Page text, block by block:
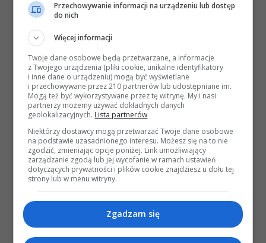
Przechowywanie informacji na urządzeniu lub dostęp
do nich
Więcej informacji
Twoje dane osobowe będą przetwarzane, a informacje
z Twojego urządzenia (pliki cookie, unikalne identyfikatory
i inne dane o urządzeniu) mogą być wyświetlane
i przechowywane przez 210 partnerów lub udostępniane im.
Mogą też być wykorzystywane przez tę witrynę. My i nasi
partnerzy możemy używać dokładnych danych
geolokalizacyjnych. Lista partnerów
Niektórzy dostawcy mogą przetwarzać Twoje dane osobowe
na podstawie uzasadnionego interesu. Możesz się na to nie
zgodzić, zmieniając opcje poniżej. Link umożliwiający
zarządzanie zgodą lub jej wycofanie w ramach ustawień
dotyczących prywatności i plików cookie znajdziesz u dołu tej
strony lub w menu witryny.
Zgadzam się